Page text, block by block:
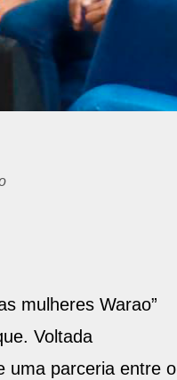
mulheres Warao”
Voltada
uma parceria entre o